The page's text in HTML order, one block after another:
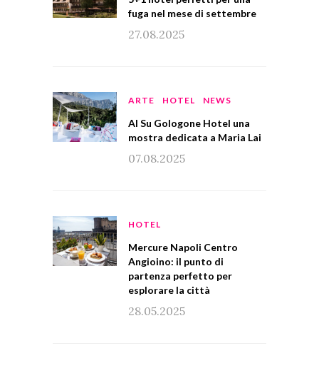
fuga nel mese di settembre
27.08.2025
ARTE HOTEL NEWS
Al Su Gologone Hotel una
mostra dedicata a Maria Lai
07.08.2025
HOTEL
Mercure Napoli Centro
Angioino: il punto di
partenza perfetto per
esplorare la città
28.05.2025